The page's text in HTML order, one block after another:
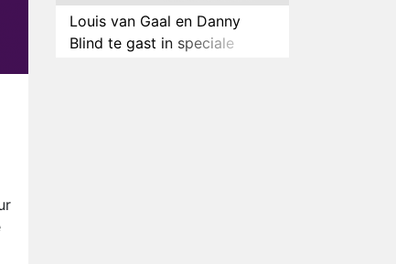
romantie
Louis van Gaal en Danny
Blind te gast in speciale